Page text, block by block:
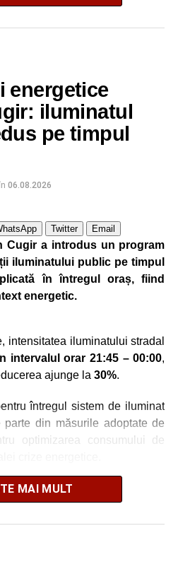
energetice
iluminatul
pe timpul
06.08.2026
Twitter Email
Cugir a introdus un program
iluminatului public pe timpul
în întregul oraș, fiind
energetic.
intensitatea iluminatului stradal
intervalul orar 21:45 – 00:00,
ajunge la 30%.
întregul sistem de iluminat
din măsurile adoptate de
optimizarea consumului de
că reducerea intensității
fie menținut un nivel adecvat
MAI MULT